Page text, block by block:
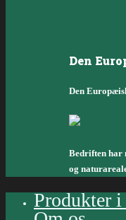
Den
Den
Bedriften har
og
Produkter i